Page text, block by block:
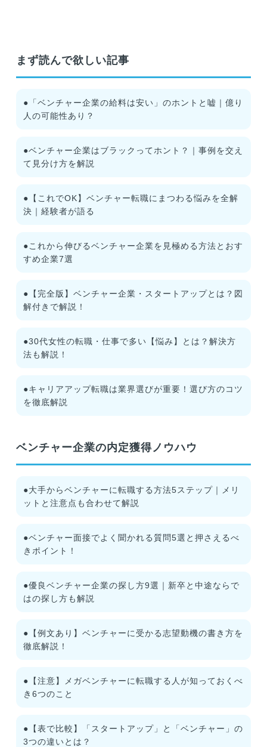
まず読んで欲しい記事
●「ベンチャー企業の給料は安い」のホントと嘘｜億り
人の可能性あり？
●ベンチャー企業はブラックってホント？｜事例を交え
て見分け方を解説
●【これでOK】ベンチャー転職にまつわる悩みを全解
決｜経験者が語る
●これから伸びるベンチャー企業を見極める方法とおす
すめ企業7選
●【完全版】ベンチャー企業・スタートアップとは？図
解付きで解説！
●30代女性の転職・仕事で多い【悩み】とは？解決方
法も解説！
●キャリアアップ転職は業界選びが重要！選び方のコツ
を徹底解説
ベンチャー企業の内定獲得ノウハウ
●大手からベンチャーに転職する方法5ステップ｜メリ
ットと注意点も合わせて解説
●ベンチャー面接でよく聞かれる質問5選と押さえるべ
きポイント！
●優良ベンチャー企業の探し方9選｜新卒と中途ならで
はの探し方も解説
●【例文あり】ベンチャーに受かる志望動機の書き方を
徹底解説！
●【注意】メガベンチャーに転職する人が知っておくべ
き6つのこと
●【表で比較】「スタートアップ」と「ベンチャー」の
3つの違いとは？